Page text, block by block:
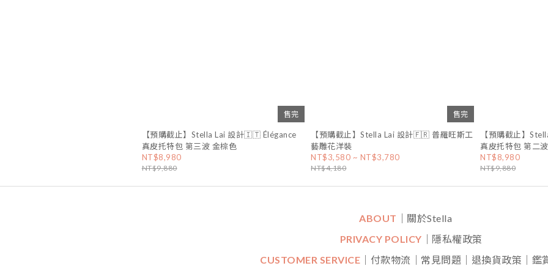
售完
【預購截止】Stella Lai 設計🇮🇹 Élégance
真皮托特包 第三波 金棕色
NT$8,980
NT$9,880
售完
【預購截止】Stella Lai 設計🇫🇷 普羅旺斯工
藝雕花洋裝
NT$3,580 ~ NT$3,780
NT$4,180
【預購截止】
真皮托特包 第二波
NT$8,980
NT$9,880
ABOUT ｜關於Stella
PRIVACY POLICY ｜隱私權政策
CUSTOMER SERVICE ｜付款物流｜常見問題｜退換貨政策｜鑑